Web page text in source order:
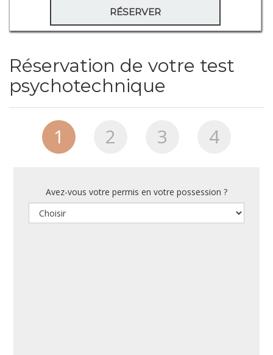
RÉSERVER
Réservation de votre test
psychotechnique
1 2 3 4
Avez-vous votre permis en votre possession ?